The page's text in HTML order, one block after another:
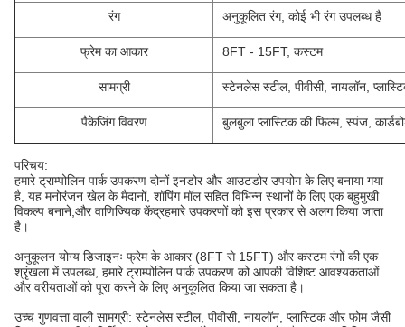
रंग अनुकूलित रंग, कोई भी रंग उपलब्ध है
फ्रेम का आकार 8FT - 15FT, कस्टम
सामग्री स्टेनलेस स्टील, पीवीसी, नायलॉन,
पैकेजिंग विवरण बुलबुला प्लास्टिक की फिल्म, स्पंज,
परिचय:
हमारे ट्राम्पोलिन पार्क उपकरण दोनों इनडोर और आउटडोर उपयोग के लिए बनाया गया
है, यह मनोरंजन खेल के मैदानों, शॉपिंग मॉल सहित विभिन्न स्थानों के लिए एक बहुमुखी
विकल्प बनाने,और वाणिज्यिक केंद्रहमारे उपकरणों को इस प्रकार से अलग किया जाता
है।
अनुकूलन योग्य डिजाइनः फ्रेम के आकार (8FT से 15FT) और कस्टम रंगों की एक
श्रृंखला में उपलब्ध, हमारे ट्राम्पोलिन पार्क उपकरण को आपकी विशिष्ट आवश्यकताओं
और वरीयताओं को पूरा करने के लिए अनुकूलित किया जा सकता है।
उच्च गुणवत्ता वाली सामग्री: स्टेनलेस स्टील, पीवीसी, नायलॉन, प्लास्टिक और फोम जैसी